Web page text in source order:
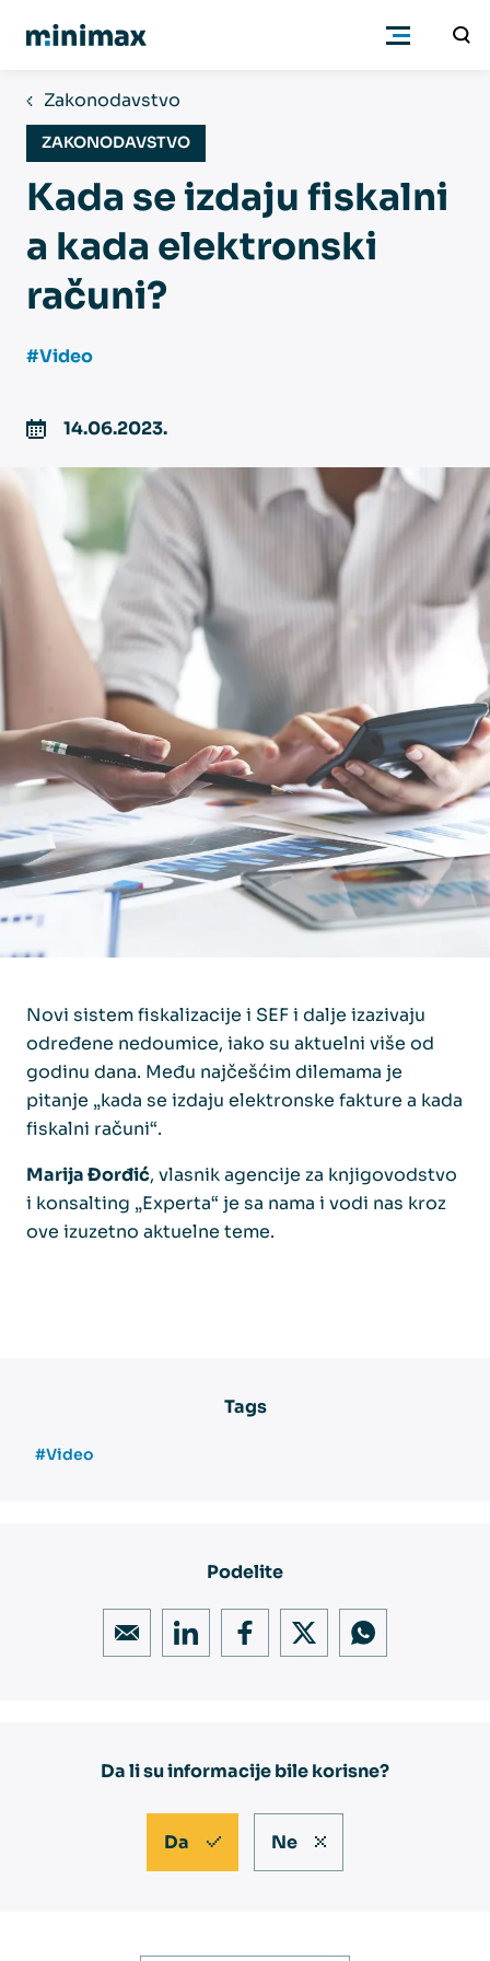
Preduzeća
Knjigovođe
Program
Znanje
Zakonodavstvo
ZAKONODAVSTVO
Kada se izdaju fiskalni
a kada elektronski
računi?
#Video
14.06.2023.
Novi sistem fiskalizacije i SEF i dalje izazivaju
određene nedoumice, iako su aktuelni više od
godinu dana. Među najčešćim dilemama je
pitanje „kada se izdaju elektronske fakture a kada
fiskalni računi“.
Marija Đorđić, vlasnik agencije za knjigovodstvo
i konsalting „Experta“ je sa nama i vodi nas kroz
ove izuzetno aktuelne teme.
Tags
#Video
Podelite
Da li su informacije bile korisne?
Da Ne